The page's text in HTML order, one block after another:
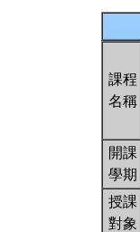
課程
名稱
開課
學期
授課
對象